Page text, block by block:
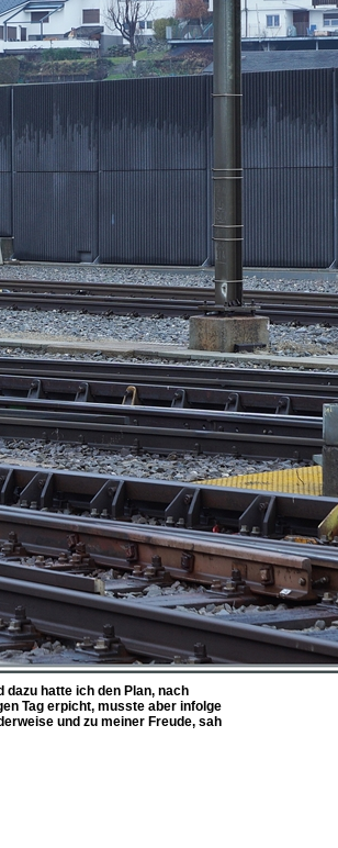
dazu hatte ich den Plan, nach
Tag erpicht, musste aber infolge
und zu meiner Freude, sah